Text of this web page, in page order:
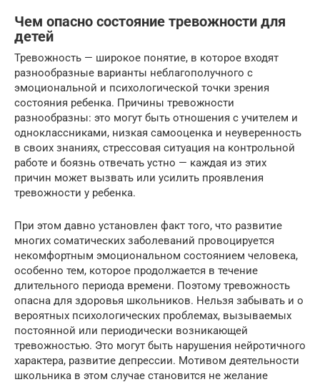
Чем опасно состояние тревожности для
детей
Тревожность — широкое понятие, в которое входят
разнообразные варианты неблагополучного с
эмоциональной и психологической точки зрения
состояния ребенка. Причины тревожности
разнообразны: это могут быть отношения с учителем и
одноклассниками, низкая самооценка и неуверенность
в своих знаниях, стрессовая ситуация на контрольной
работе и боязнь отвечать устно — каждая из этих
причин может вызвать или усилить проявления
тревожности у ребенка.
При этом давно установлен факт того, что развитие
многих соматических заболеваний провоцируется
некомфортным эмоциональном состоянием человека,
особенно тем, которое продолжается в течение
длительного периода времени. Поэтому тревожность
опасна для здоровья школьников. Нельзя забывать и о
вероятных психологических проблемах, вызываемых
постоянной или периодически возникающей
тревожностью. Это могут быть нарушения нейротичного
характера, развитие депрессии. Мотивом деятельности
школьника в этом случае становится не желание